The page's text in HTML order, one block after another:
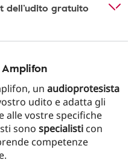
dell’udito gratuito
un audioprotesista
udito e adatta gli
alle vostre specifiche
sono specialisti con
competenze